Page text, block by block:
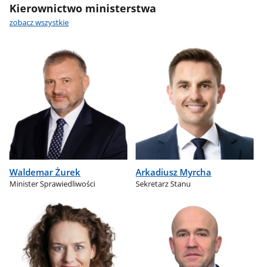
Kierownictwo ministerstwa
zobacz wszystkie
Waldemar Żurek
Minister Sprawiedliwości
Arkadiusz Myrcha
Sekretarz Stanu